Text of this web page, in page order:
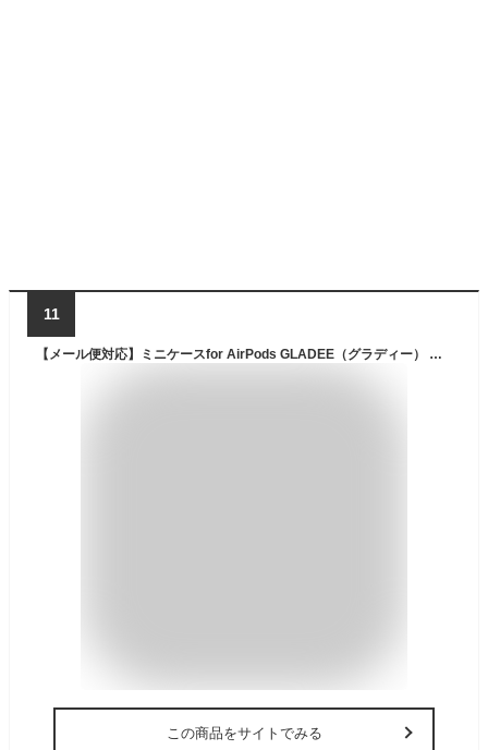
11
【メール便対応】ミニケースfor AirPods GLADEE（グラディー） エアポッズやAirPods Proが入るかわいいキーホルダー♪ コインケース お財布 お菓子 アクセサリー イヤホンケース iphone ipad mac スマホ ヘッドセット Android アンドロイド エアーポッズ 小銭入れ 子供
この商品をサイトでみる